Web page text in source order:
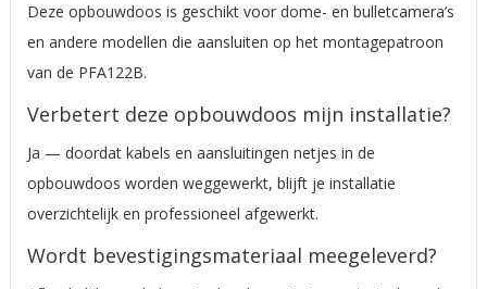
Deze opbouwdoos is geschikt voor dome- en bulletcamera’s
en andere modellen die aansluiten op het montagepatroon
van de PFA122B.
Verbetert deze opbouwdoos mijn installatie?
Ja — doordat kabels en aansluitingen netjes in de
opbouwdoos worden weggewerkt, blijft je installatie
overzichtelijk en professioneel afgewerkt.
Wordt bevestigingsmateriaal meegeleverd?